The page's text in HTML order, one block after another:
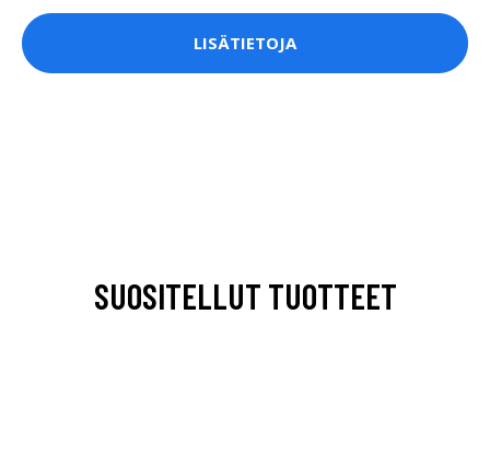
LISÄTIETOJA
SUOSITELLUT TUOTTEET